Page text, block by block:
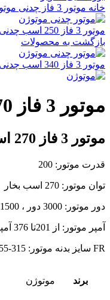
خانه موتور 3 فاز چدنی موتوژن
موتور 3 فاز 250 اسب چدنی موتوژن
بازگشت به محصولات
موتور 3 فاز 340 اسب چدنی موتوژن
موتور 3 فاز 270 اسب چدنی موتوژن
موتور 3 فاز 270 اسب چدنی موتوژن
قدرت موتور: 200
توان موتور: 270 اسب بخار
دور موتور: 3000 دور ، 1500 دور و 1000 دور در دقیقه
آمپر موتور: از 201تا 376 آمپر
FR سایز بدنه موتور: 315-355
برند موتوژن